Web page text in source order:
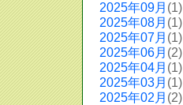
2025年09月 (1)
2025年08月 (1)
2025年07月 (1)
2025年06月 (2)
2025年04月 (1)
2025年03月 (1)
2025年02月 (2)